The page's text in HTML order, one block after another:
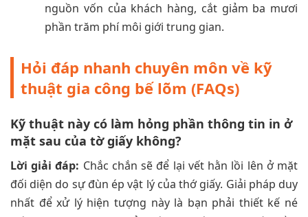
nguồn vốn của khách hàng, cắt giảm ba mươi
phần trăm phí môi giới trung gian.
Hỏi đáp nhanh chuyên môn về kỹ
thuật gia công bế lõm (FAQs)
Kỹ thuật này có làm hỏng phần thông tin in ở
mặt sau của tờ giấy không?
Lời giải đáp: Chắc chắn sẽ để lại vết hằn lồi lên ở mặt
đối diện do sự đùn ép vật lý của thớ giấy. Giải pháp duy
nhất để xử lý hiện tượng này là bạn phải thiết kế né